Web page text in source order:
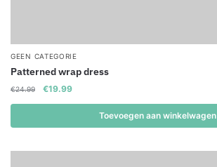
GEEN CATEGORIE
Patterned wrap dress
€24.99
Original
price
€24.99.
€19.99Current
price
€19.99.
Toevoegen aan winkelwagen